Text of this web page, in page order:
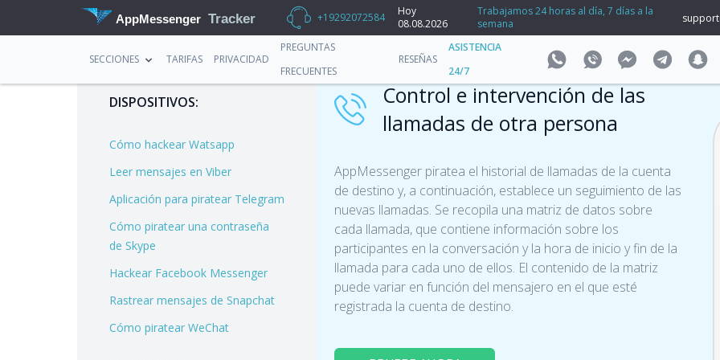
AppMessenger Tracker +19292072584
Hoy
08.08.2026
Trabajamos 24 horas al día, 7 días a la
semana
SECCIONES TARIFAS PRIVACIDAD
PREGUNTAS
FRECUENTES
RESEÑAS
ASISTENCIA
24/7
DISPOSITIVOS:
Cómo hackear Watsapp
Leer mensajes en Viber
Aplicación para piratear Telegram
Cómo piratear una contraseña
de Skype
Hackear Facebook Messenger
Rastrear mensajes de Snapchat
Cómo piratear WeChat
Control e intervención de las
llamadas de otra persona
AppMessenger piratea el historial de llamadas de la cuenta
de destino y, a continuación, establece un seguimiento de las
nuevas llamadas. Se recopila una matriz de datos sobre
cada llamada, que contiene información sobre los
participantes en la conversación y la hora de inicio y fin de la
llamada para cada uno de ellos. El contenido de la matriz
puede variar en función del mensajero en el que esté
registrada la cuenta de destino.